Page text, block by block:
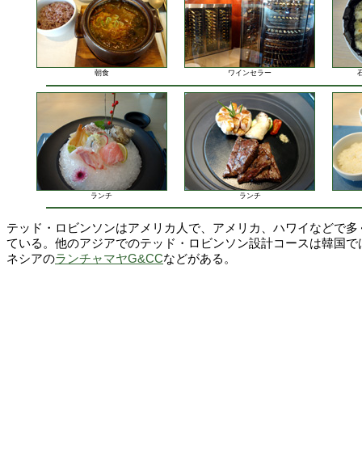
朝食 ワインセラー
ランチ ランチ
テッド・ロビンソンはアメリカ人で、アメリカ、ハワイなどで
ている。他のアジアでのテッド・ロビンソン設計コースは韓国で
ネシアのランチャマヤG&CCなどがある。